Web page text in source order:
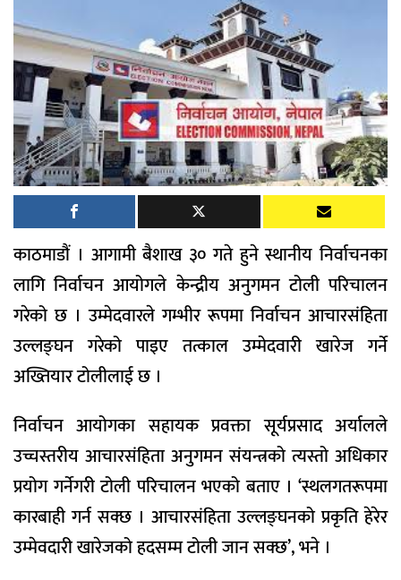
काठमाडौं । आगामी बैशाख ३० गते हुने स्थानीय निर्वाचनका
लागि निर्वाचन आयोगले केन्द्रीय अनुगमन टोली परिचालन
गरेको छ । उम्मेदवारले गम्भीर रूपमा निर्वाचन आचारसंहिता
उल्लङ्‍घन गरेको पाइए तत्काल उम्मेदवारी खारेज गर्ने
अख्तियार टोलीलाई छ ।
निर्वाचन आयोगका सहायक प्रवक्ता सूर्यप्रसाद अर्यालले
उच्चस्तरीय आचारसंहिता अनुगमन संयन्त्रको त्यस्तो अधिकार
प्रयोग गर्नेगरी टोली परिचालन भएको बताए । ‘स्थलगतरूपमा
कारबाही गर्न सक्छ । आचारसंहिता उल्लङ्‍घनको प्रकृति हेरेर
उम्मेवदारी खारेजको हदसम्म टोली जान सक्छ’, भने ।